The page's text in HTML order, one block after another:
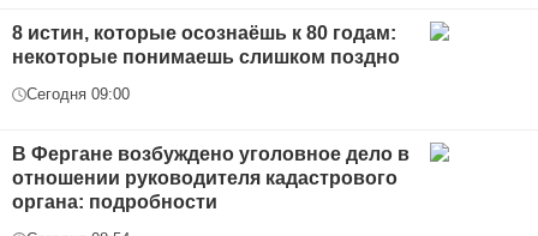
8 истин, которые осознаёшь к 80 годам:
некоторые понимаешь слишком поздно
Сегодня 09:00
В Фергане возбуждено уголовное дело в
отношении руководителя кадастрового
органа: подробности